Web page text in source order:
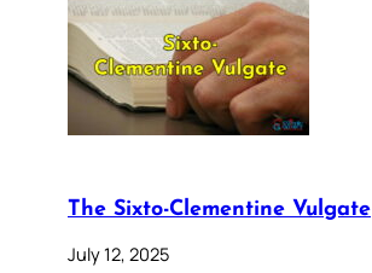
The Sixto-Clementine Vulgate
July 12, 2025